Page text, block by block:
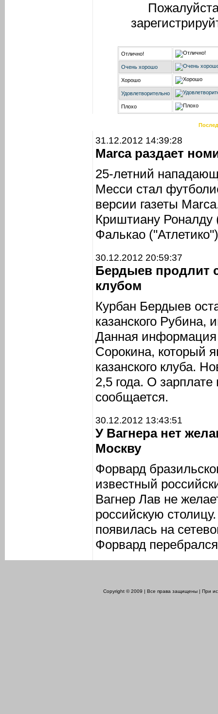
Отлично!
Очень хорошо
Хорошо
Удовлетворительно
Плохо
31.12.2012 14:39:28
Marca раздает
25-летний
Месси стал
версии газеты
Криштиану
Фалькао
30.12.2012 20:59:37
Бердыев продлит
клубом
Курбан Бердыев
казанского
Данная информация
Сорокина, который
казанского клуба.
2,5 года. О
сообщается.
30.12.2012 13:43:51
У Вагнера нет
Москву
Форвард
известный
Вагнер Лав не
российскую
появилась на
Форвард
Copyright © 2009 | Все права защищены | При